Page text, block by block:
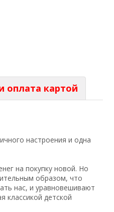
картой
настроения и одна
на покупку новой. Но
образом, что
нас, и уравновешивают
классикой детской